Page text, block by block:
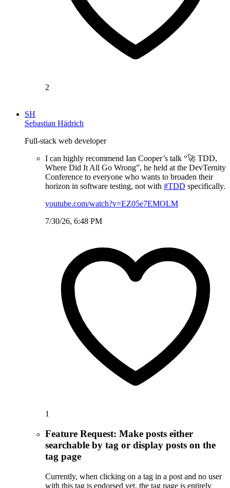
2
SH
Sebastian Hädrich
Full-stack web developer
I can highly recommend Ian Cooper’s talk “🚀 TDD,
Where Did It All Go Wrong”, he held at the DevTernity
Conference to everyone who wants to broaden their
horizon in software testing, not with #TDD specifically.
youtube.com/watch?v=EZ05e7EMOLM
7/30/26, 6:48 PM
1
Feature Request: Make posts either
searchable by tag or display posts on the
tag page
Currently, when clicking on a tag in a post and no user
with this tag is endorsed yet, the tag page is entirely